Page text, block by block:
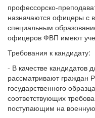
профессорско-
назначаются офицеры с
специальным
офицеров ФВП имеют
Требования к кандидату:
- В качестве
рассматривают граждан
государственного
соответствующих
поступающим на военную